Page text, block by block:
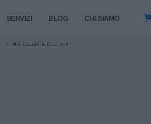
SERVIZI BLOG CHI SIAMO
PLS DESIGN S.R.L. STP